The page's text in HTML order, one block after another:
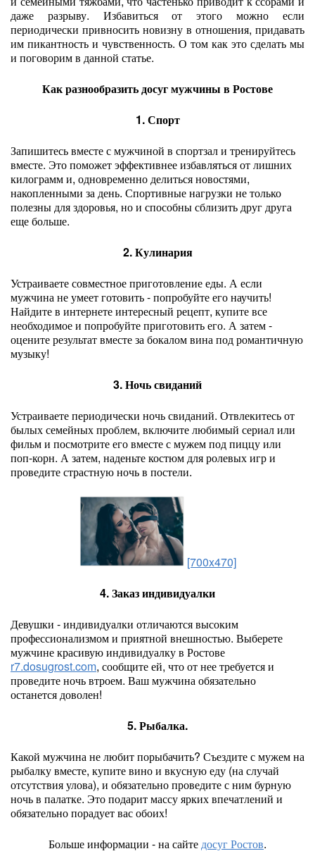
даже разрыву. Избавиться от этого можно если
периодически привносить новизну в отношения, придавать
им пикантность и чувственность. О том как это сделать мы
и поговорим в данной статье.
Как разнообразить досуг мужчины в Ростове
1. Спорт
Запишитесь вместе с мужчиной в спортзал и тренируйтесь
вместе. Это поможет эффективнее избавляться от лишних
килограмм и, одновременно делиться новостями,
накопленными за день. Спортивные нагрузки не только
полезны для здоровья, но и способны сблизить друг друга
еще больше.
2. Кулинария
Устраиваете совместное приготовление еды. А если
мужчина не умеет готовить - попробуйте его научить!
Найдите в интернете интересный рецепт, купите все
необходимое и попробуйте приготовить его. А затем -
оцените результат вместе за бокалом вина под романтичную
музыку!
3. Ночь свиданий
Устраиваете периодически ночь свиданий. Отвлекитесь от
былых семейных проблем, включите любимый сериал или
фильм и посмотрите его вместе с мужем под пиццу или
поп-корн. А затем, наденьте костюм для ролевых игр и
проведите страстную ночь в постели.
[700x470]
4. Заказ индивидуалки
Девушки - индивидуалки отличаются высоким
профессионализмом и приятной внешностью. Выберете
мужчине красивую индивидуалку в Ростове
r7.dosugrost.com, сообщите ей, что от нее требуется и
проведите ночь втроем. Ваш мужчина обязательно
останется доволен!
5. Рыбалка.
Какой мужчина не любит порыбачить? Съездите с мужем на
рыбалку вместе, купите вино и вкусную еду (на случай
отсутствия улова), и обязательно проведите с ним бурную
ночь в палатке. Это подарит массу ярких впечатлений и
обязательно порадует вас обоих!
Больше информации - на сайтедосуг Ростов.